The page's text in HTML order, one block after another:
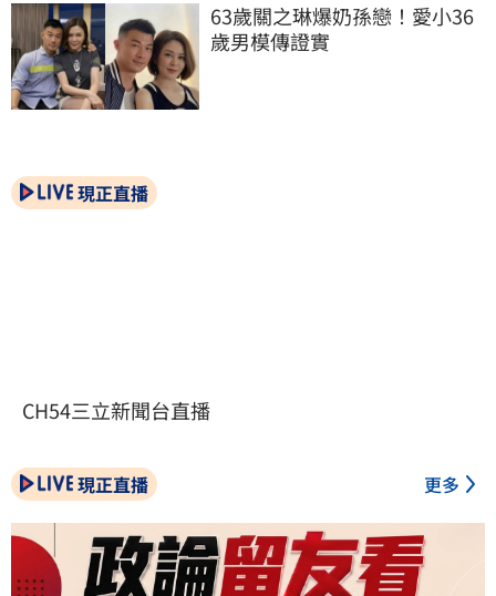
63歲關之琳爆奶孫戀！愛小36
歲男模傳證實
現正直播
CH54三立新聞台直播
現正直播 更多